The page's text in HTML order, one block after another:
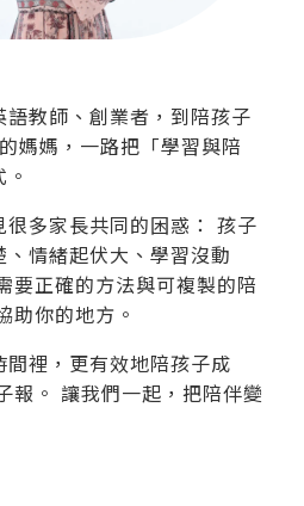
教師、創業者，到陪孩子
媽媽，一路把「學習與陪
多家長共同的困惑： 孩子
情緒起伏大、學習沒動
正確的方法與可複製的陪
助你的地方。
裡，更有效地陪孩子成
報。 讓我們一起，把陪伴變